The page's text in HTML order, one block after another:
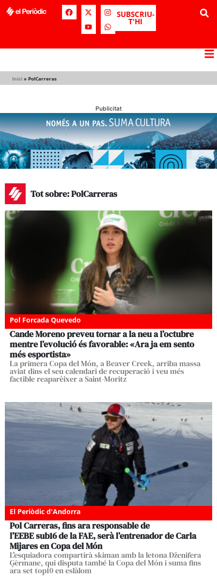
SUBSCRIU-
T'HI
Inici » PolCarreras
Publicitat
Tot sobre: PolCarreras
Pol Forcada Quevedo
Cande Moreno preveu tornar a la neu a l’octubre
mentre l’evolució és favorable: «Ara ja em sento
més esportista»
La primera Copa del Món, a Beaver Creek, arriba massa
aviat dins el seu calendari de recuperació i veu més
factible reaparèixer a Saint-Moritz
El Periòdic d'Andorra
Pol Carreras, fins ara responsable de
l’EEBE sub16 de la FAE, serà l’entrenador de Carla
Mijares en Copa del Món
L'esquiadora compartirà skiman amb la letona Dženifera
Ģērmane, qui disputa també la Copa del Món i suma fins
ara set top10 en eslàlom